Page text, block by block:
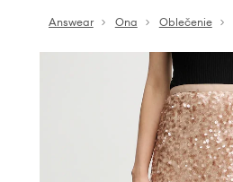
Answear Ona Oblečenie